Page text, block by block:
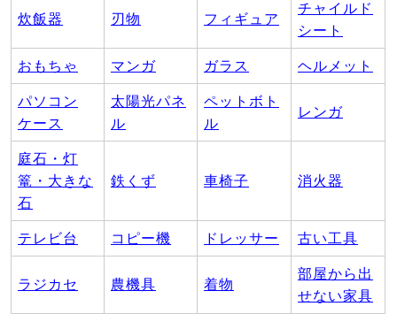
炊飯器 刃物 フィギュア
チャイルド
シート
おもちゃ マンガ ガラス ヘルメット
パソコン
ケース
太陽光パネ
ル
ペットボト
ル
レンガ
庭石・灯
篭・大きな
石
鉄くず 車椅子 消火器
テレビ台 コピー機 ドレッサー 古い工具
ラジカセ 農機具 着物
部屋から出
せない家具